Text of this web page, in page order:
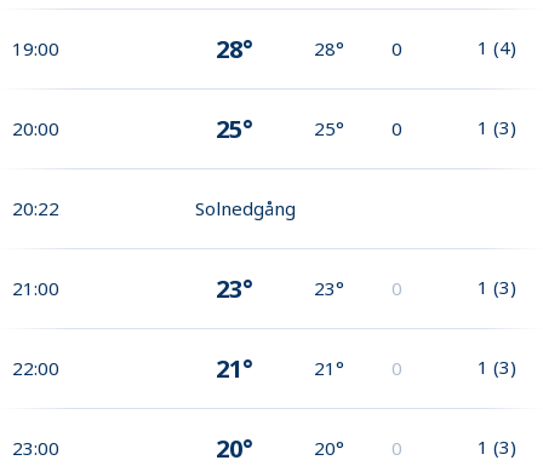
19:00 28° 28° 0 1 (4)
20:00 25° 25° 0 1 (3)
20:22 Solnedgång
21:00 23° 23° 0 1 (3)
22:00 21° 21° 0 1 (3)
23:00 20° 20° 0 1 (3)